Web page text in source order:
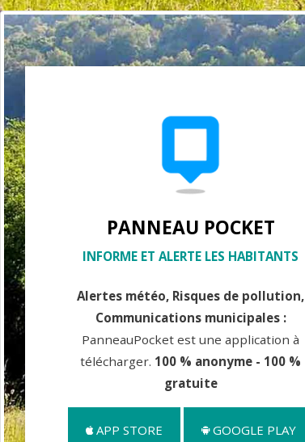
PANNEAU POCKET
INFORME ET ALERTE LES HABITANTS
Alertes météo, Risques de pollution,
Communications municipales :
PanneauPocket est une application à
télécharger. 100 % anonyme - 100 %
gratuite
APP STORE GOOGLE PLAY